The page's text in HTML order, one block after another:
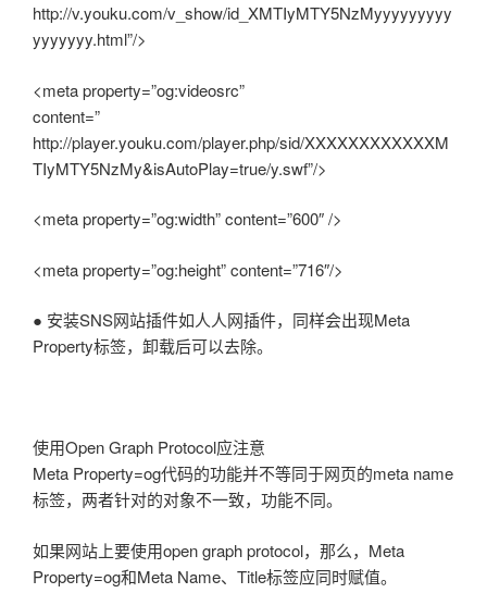
http://v.youku.com/v_show/id_XMTIyMTY5NzMyyyyyyyyy
yyyyyyy.html”/>
<meta property=”og:videosrc”
content=”
http://player.youku.com/player.php/sid/XXXXXXXXXXXXM
TIyMTY5NzMy&isAutoPlay=true/y.swf”/>
<meta property=”og:width” content=”600″ />
<meta property=”og:height” content=”716″/>
● 安装SNS网站插件如人人网插件，同样会出现Meta
Property标签，卸载后可以去除。
使用Open Graph Protocol应注意
Meta Property=og代码的功能并不等同于网页的meta name
标签，两者针对的对象不一致，功能不同。
如果网站上要使用open graph protocol，那么，Meta
Property=og和Meta Name、Title标签应同时赋值。